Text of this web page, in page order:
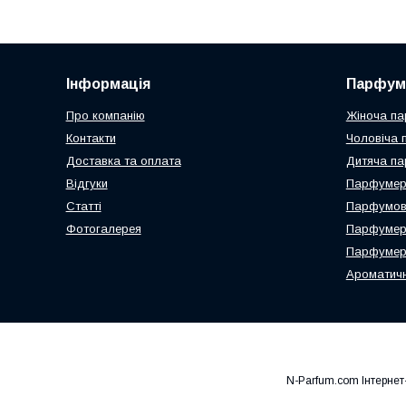
Інформація
Про компанію
Контакти
Доставка та оплата
Відгуки
Статті
Фотогалерея
Жіноча
Чоловіча
Дитяча